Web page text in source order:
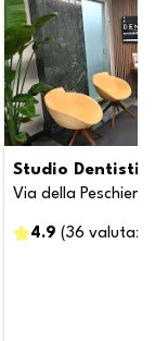
Studio
Via della
4.9 (36